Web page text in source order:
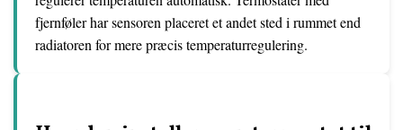
fjernføler har sensoren placeret et andet sted i rummet end
radiatoren for mere præcis temperaturregulering.